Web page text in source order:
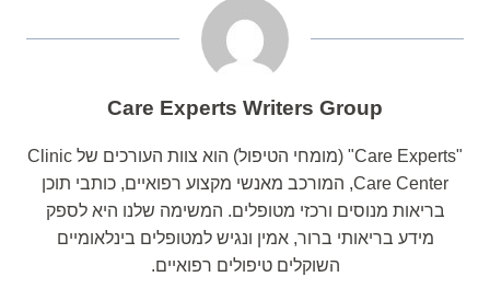
Care Experts Writers Group
"Care Experts" (מומחי הטיפול) הוא צוות העורכים של Clinic
Care Center, המורכב מאנשי מקצוע רפואיים, כותבי תוכן
בריאות מנוסים ורכזי מטופלים. המשימה שלנו היא לספק
מידע בריאותי ברור, אמין ונגיש למטופלים בינלאומיים
השוקלים טיפולים רפואיים.